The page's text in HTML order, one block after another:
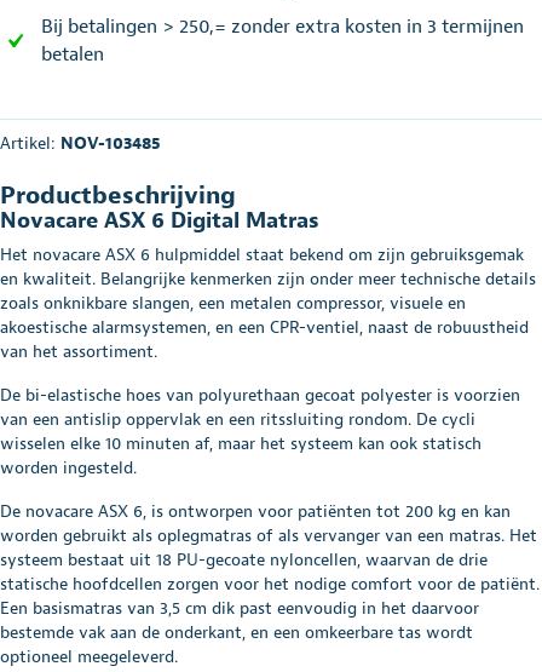
Bij betalingen > 250,= zonder extra kosten in 3 termijnen
betalen
Artikel: NOV-103485
Productbeschrijving
Novacare ASX 6 Digital Matras
Het novacare ASX 6 hulpmiddel staat bekend om zijn gebruiksgemak
en kwaliteit. Belangrijke kenmerken zijn onder meer technische details
zoals onknikbare slangen, een metalen compressor, visuele en
akoestische alarmsystemen, en een CPR-ventiel, naast de robuustheid
van het assortiment.
De bi-elastische hoes van polyurethaan gecoat polyester is voorzien
van een antislip oppervlak en een ritssluiting rondom. De cycli
wisselen elke 10 minuten af, maar het systeem kan ook statisch
worden ingesteld.
De novacare ASX 6, is ontworpen voor patiënten tot 200 kg en kan
worden gebruikt als oplegmatras of als vervanger van een matras. Het
systeem bestaat uit 18 PU-gecoate nyloncellen, waarvan de drie
statische hoofdcellen zorgen voor het nodige comfort voor de patiënt.
Een basismatras van 3,5 cm dik past eenvoudig in het daarvoor
bestemde vak aan de onderkant, en een omkeerbare tas wordt
optioneel meegeleverd.